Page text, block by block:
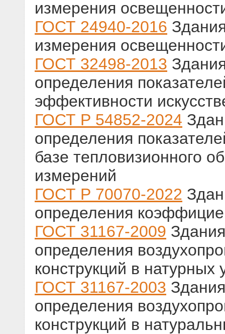
измерения
ГОСТ 24940-2016
измерения
ГОСТ 32498-2013
определения
эффективности
ГОСТ Р 54852-2024
определения
базе тепловизионного
измерений
ГОСТ Р 70070-2022
определения
ГОСТ 31167-2009
определения
конструкций в натурных
ГОСТ 31167-2003
определения
конструкций в